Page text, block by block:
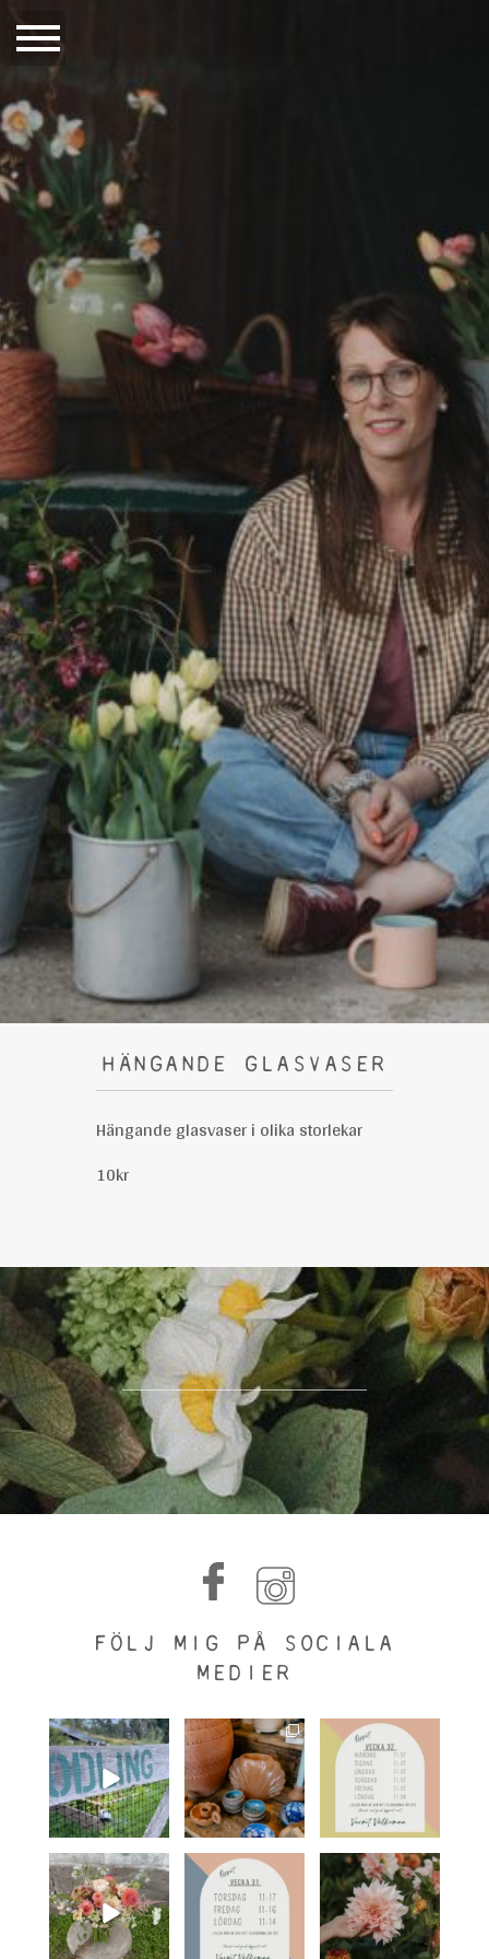
HÄNGANDE GLASVASER
Hängande glasvaser i olika storlekar
10kr
FÖLJ MIG PÅ SOCIALA
MEDIER